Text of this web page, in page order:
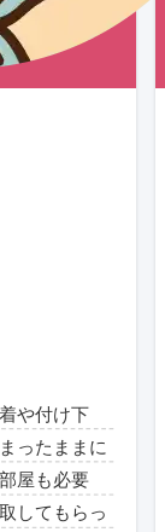
や付け下
ったままに
屋も必要
してもらっ